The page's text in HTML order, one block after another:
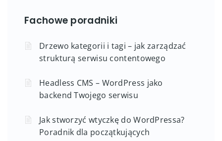
Fachowe poradniki
Drzewo kategorii i tagi – jak zarządzać
strukturą serwisu contentowego
Headless CMS – WordPress jako
backend Twojego serwisu
Jak stworzyć wtyczkę do WordPressa?
Poradnik dla początkujących